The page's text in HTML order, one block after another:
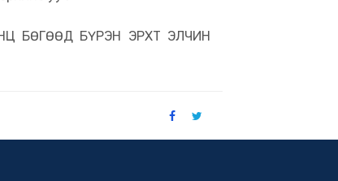
БӨГӨӨД БҮРЭН ЭРХТ ЭЛЧИН